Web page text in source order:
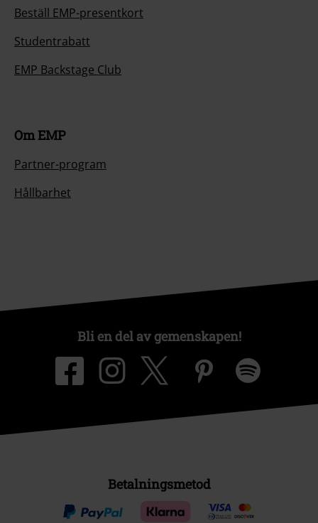
Beställ EMP-presentkort
Studentrabatt
EMP Backstage Club
Om EMP
Partner-program
Hållbarhet
Bli en del av gemenskapen!
Betalningsmetod